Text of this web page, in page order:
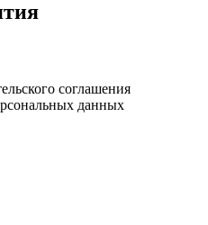
соглашения
данных